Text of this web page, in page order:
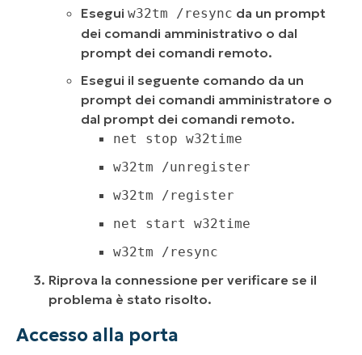
Esegui w32tm /resync da un prompt
dei comandi amministrativo o dal
prompt dei comandi remoto.
Esegui il seguente comando da un
prompt dei comandi amministratore o
dal prompt dei comandi remoto.
net stop w32time
w32tm /unregister
w32tm /register
net start w32time
w32tm /resync
Riprova la connessione per verificare se il
problema è stato risolto.
Accesso alla porta